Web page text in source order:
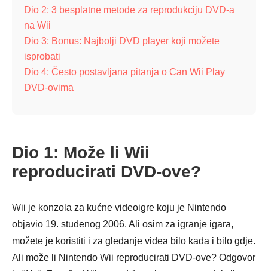
Dio 2: 3 besplatne metode za reprodukciju DVD-a
na Wii
Dio 3: Bonus: Najbolji DVD player koji možete
isprobati
Dio 4: Često postavljana pitanja o Can Wii Play
DVD-ovima
Dio 1: Može li Wii
reproducirati DVD-ove?
Wii je konzola za kućne videoigre koju je Nintendo
objavio 19. studenog 2006. Ali osim za igranje igara,
možete je koristiti i za gledanje videa bilo kada i bilo gdje.
Ali može li Nintendo Wii reproducirati DVD-ove? Odgovor